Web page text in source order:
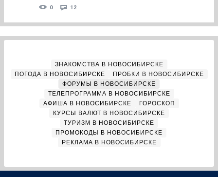
0 12
ЗНАКОМСТВА В НОВОСИБИРСКЕ
ПОГОДА В НОВОСИБИРСКЕ
ПРОБКИ В НОВОСИБИРСКЕ
ФОРУМЫ В НОВОСИБИРСКЕ
ТЕЛЕПРОГРАММА В НОВОСИБИРСКЕ
АФИША В НОВОСИБИРСКЕ
ГОРОСКОП
КУРСЫ ВАЛЮТ В НОВОСИБИРСКЕ
ТУРИЗМ В НОВОСИБИРСКЕ
ПРОМОКОДЫ В НОВОСИБИРСКЕ
РЕКЛАМА В НОВОСИБИРСКЕ